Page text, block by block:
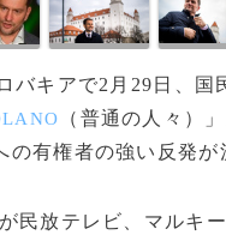
バキアで2月29日、
（普通の人々）
有権者の強い反発が
民放テレビ、マルキ